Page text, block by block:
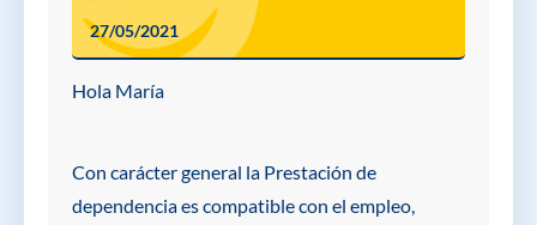
27/05/2021
Hola María
Con carácter general la Prestación de
dependencia es compatible con el empleo,